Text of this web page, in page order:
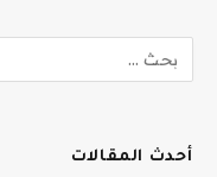
أحدث المقالات